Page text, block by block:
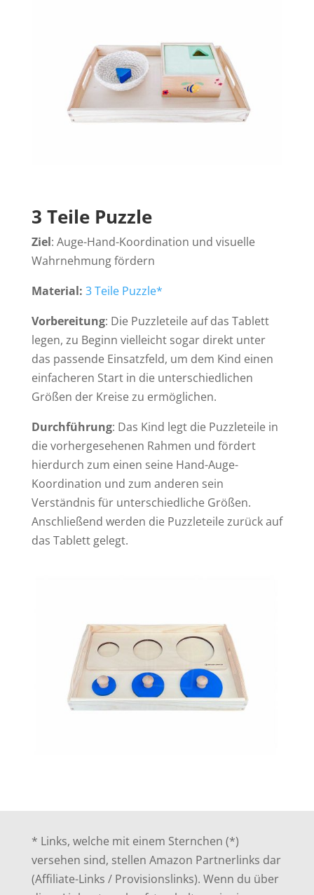
3 Teile Puzzle
Ziel: Auge-Hand-Koordination und visuelle
Wahrnehmung fördern
Material: 3 Teile Puzzle*
Vorbereitung: Die Puzzleteile auf das Tablett
legen, zu Beginn vielleicht sogar direkt unter
das passende Einsatzfeld, um dem Kind einen
einfacheren Start in die unterschiedlichen
Größen der Kreise zu ermöglichen.
Durchführung: Das Kind legt die Puzzleteile in
die vorhergesehenen Rahmen und fördert
hierdurch zum einen seine Hand-Auge-
Koordination und zum anderen sein
Verständnis für unterschiedliche Größen.
Anschließend werden die Puzzleteile zurück auf
das Tablett gelegt.
* Links, welche mit einem Sternchen (*)
versehen sind, stellen Amazon Partnerlinks dar
(Affiliate-Links / Provisionslinks). Wenn du über